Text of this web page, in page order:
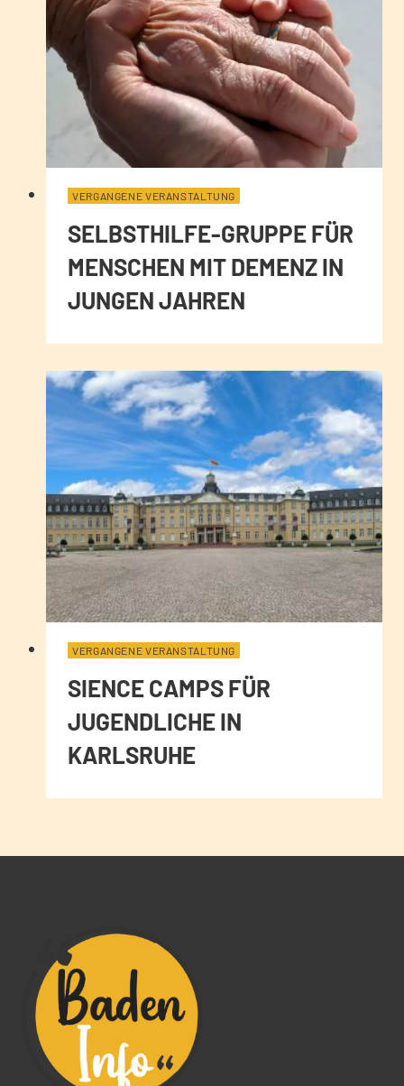
VERGANGENE VERANSTALTUNG
SELBSTHILFE-GRUPPE FÜR
MENSCHEN MIT DEMENZ IN
JUNGEN JAHREN
VERGANGENE VERANSTALTUNG
SIENCE CAMPS FÜR
JUGENDLICHE IN
KARLSRUHE